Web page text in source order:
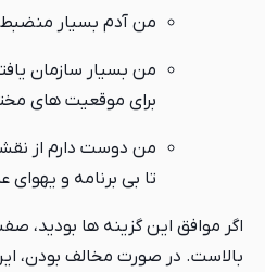
من آدم بسیار
من بسیار سازمان
برای موقعیت های
من دوست دارم از
تا بی برنامه و یهوای
اگر موافق این گزینه ها بودید،
بالاست. در صورت مخالف بودن،